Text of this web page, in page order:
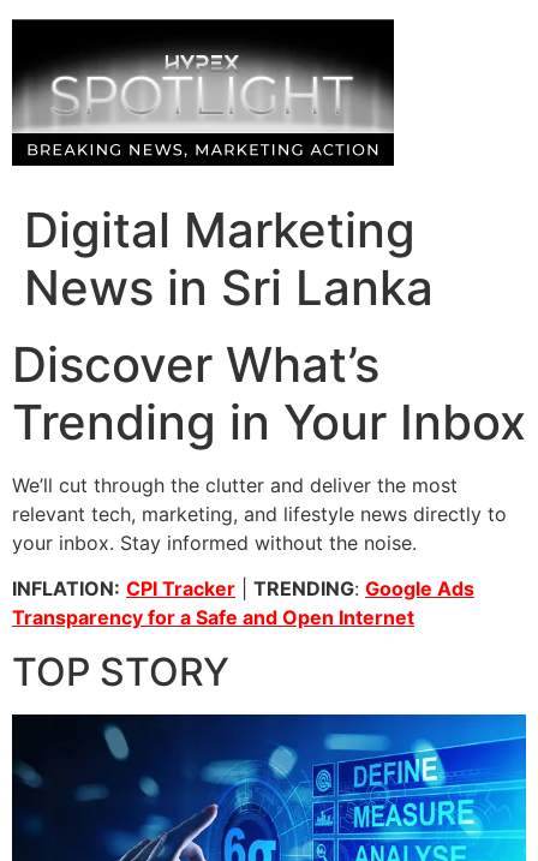
Skip
content
Digital Marketing
News in Sri Lanka
Discover What’s
Trending in Your Inbox
We’ll cut through the clutter and deliver the most
relevant tech, marketing, and lifestyle news directly to
your inbox. Stay informed without the noise.
INFLATION: CPI Tracker TRENDING: Google Ads
Transparency for a Safe and Open Internet
TOP STORY